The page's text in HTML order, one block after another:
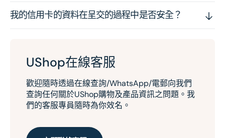
我的信用卡的資料在呈交的過程中是否安全？
UShop在線客服
歡迎隨時透過在線查詢/WhatsApp/電郵向我們
查詢任何關於UShop購物及產品資訊之問題。我
們的客服專員隨時為你效名。